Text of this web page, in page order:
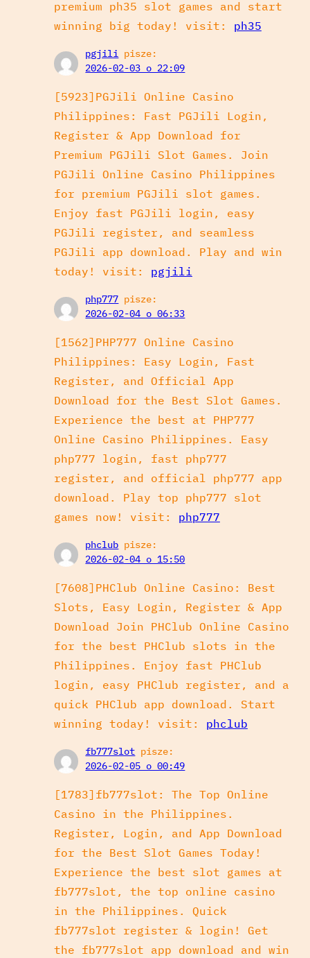
premium ph35 slot games and start
winning big today! visit: ph35
pgjili pisze:
2026-02-03 o 22:09
[5923]PGJili Online Casino
Philippines: Fast PGJili Login,
Register & App Download for
Premium PGJili Slot Games. Join
PGJili Online Casino Philippines
for premium PGJili slot games.
Enjoy fast PGJili login, easy
PGJili register, and seamless
PGJili app download. Play and win
today! visit: pgjili
php777 pisze:
2026-02-04 o 06:33
[1562]PHP777 Online Casino
Philippines: Easy Login, Fast
Register, and Official App
Download for the Best Slot Games.
Experience the best at PHP777
Online Casino Philippines. Easy
php777 login, fast php777
register, and official php777 app
download. Play top php777 slot
games now! visit: php777
phclub pisze:
2026-02-04 o 15:50
[7608]PHClub Online Casino: Best
Slots, Easy Login, Register & App
Download Join PHClub Online Casino
for the best PHClub slots in the
Philippines. Enjoy fast PHClub
login, easy PHClub register, and a
quick PHClub app download. Start
winning today! visit: phclub
fb777slot pisze:
2026-02-05 o 00:49
[1783]fb777slot: The Top Online
Casino in the Philippines.
Register, Login, and App Download
for the Best Slot Games Today!
Experience the best slot games at
fb777slot, the top online casino
in the Philippines. Quick
fb777slot register & login! Get
the fb777slot app download and win